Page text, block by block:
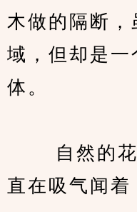
木做的隔断，
域，但却是一
体。
自然的花
直在吸气闻着